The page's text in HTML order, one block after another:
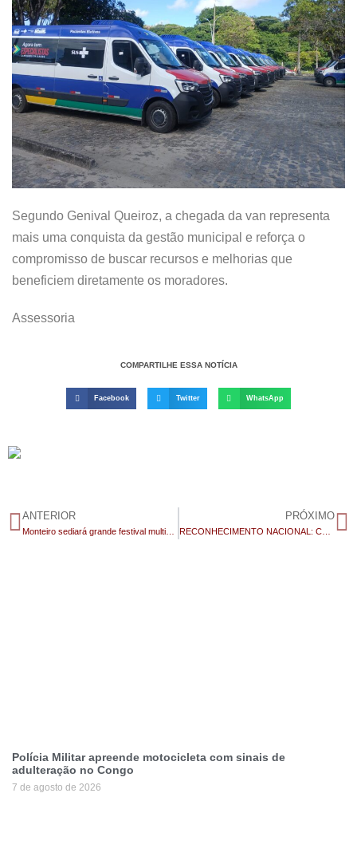
Segundo Genival Queiroz, a chegada da van representa
mais uma conquista da gestão municipal e reforça o
compromisso de buscar recursos e melhorias que
beneficiem diretamente os moradores.
Assessoria
COMPARTILHE ESSA NOTÍCIA
Facebook Twitter WhatsApp
ANTERIOR
Monteiro sediará grande festival multicultural em celebração aos seis anos do Podcast Nordestino
PRÓXIMO
RECONHECIMENTO NACIONAL: Congo continua entre os municípios que estão no Mapa do Turismo Brasileiro e fortalece potencial turístico do município caririzeiro
Polícia Militar apreende motocicleta com sinais de
adulteração no Congo
7 de agosto de 2026